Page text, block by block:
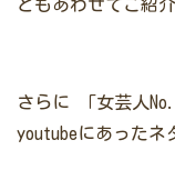
ともあわせてご紹
さらに 「女芸人
youtubeにあったネ